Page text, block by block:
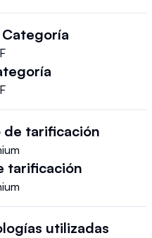
Categoría
de tarificación
tarificación
utilizadas